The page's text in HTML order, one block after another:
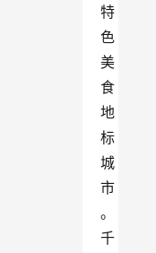
特
色
美
食
地
标
城
市
。
千